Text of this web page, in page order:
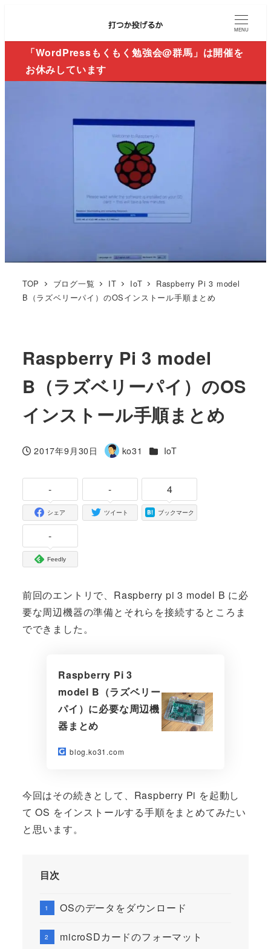
MENU
「WordPressもくもく勉強会@群馬」は開催を
お休みしています
TOP ブログ一覧 IT IoT
Raspberry Pi 3 model
B（ラズベリーパイ）のOSインストール手順まとめ
Raspberry Pi 3 model
B（ラズベリーパイ）のOS
インストール手順まとめ
投稿日
2017年9月30日
著
ko31 カテゴリー
IoT
-
シェア
-
ツイート
4
ブックマーク
-
Feedly
前回のエントリで、Raspberry pi 3 model B に必
要な周辺機器の準備とそれらを接続するところま
でできました。
Raspberry Pi 3
model B（ラズベリー
パイ）に必要な周辺機
器まとめ
blog.ko31.com
今回はその続きとして、Raspberry Pi を起動し
て OS をインストールする手順をまとめてみたい
と思います。
目次
OSのデータをダウンロード
microSDカードのフォーマット